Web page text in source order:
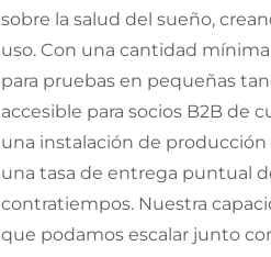
sobre la salud del sueño,
uso. Con una cantidad
para pruebas en pequeñas
accesible para socios B2B de
una instalación de
una tasa de entrega puntual
contratiempos. Nuestra
que podamos escalar junto